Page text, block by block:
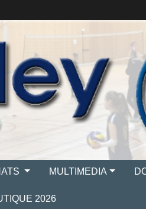
MULTIMEDIA
2026